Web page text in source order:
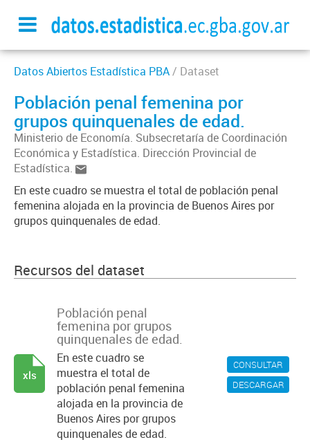
Datos Abiertos Estadística PBA/ Dataset
Población penal femenina por
grupos quinquenales de edad.
Ministerio de Economía. Subsecretaría de Coordinación
Económica y Estadística. Dirección Provincial de
Estadística.
En este cuadro se muestra el total de población penal
femenina alojada en la provincia de Buenos Aires por
grupos quinquenales de edad.
Recursos del dataset
CONSULTAR
DESCARGAR
Población penal
femenina por grupos
quinquenales de edad.
En este cuadro se
muestra el total de
población penal femenina
alojada en la provincia de
Buenos Aires por grupos
quinquenales de edad.
xls